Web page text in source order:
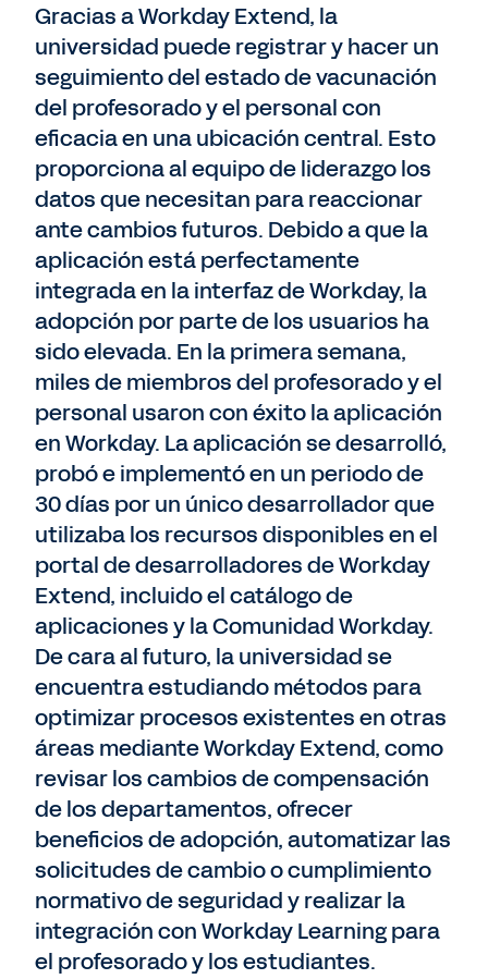
Gracias a Workday Extend, la
universidad puede registrar y hacer un
seguimiento del estado de vacunación
del profesorado y el personal con
eficacia en una ubicación central. Esto
proporciona al equipo de liderazgo los
datos que necesitan para reaccionar
ante cambios futuros. Debido a que la
aplicación está perfectamente
integrada en la interfaz de Workday, la
adopción por parte de los usuarios ha
sido elevada. En la primera semana,
miles de miembros del profesorado y el
personal usaron con éxito la aplicación
en Workday. La aplicación se desarrolló,
probó e implementó en un periodo de
30 días por un único desarrollador que
utilizaba los recursos disponibles en el
portal de desarrolladores de Workday
Extend, incluido el catálogo de
aplicaciones y la Comunidad Workday.
De cara al futuro, la universidad se
encuentra estudiando métodos para
optimizar procesos existentes en otras
áreas mediante Workday Extend, como
revisar los cambios de compensación
de los departamentos, ofrecer
beneficios de adopción, automatizar las
solicitudes de cambio o cumplimiento
normativo de seguridad y realizar la
integración con Workday Learning para
el profesorado y los estudiantes.